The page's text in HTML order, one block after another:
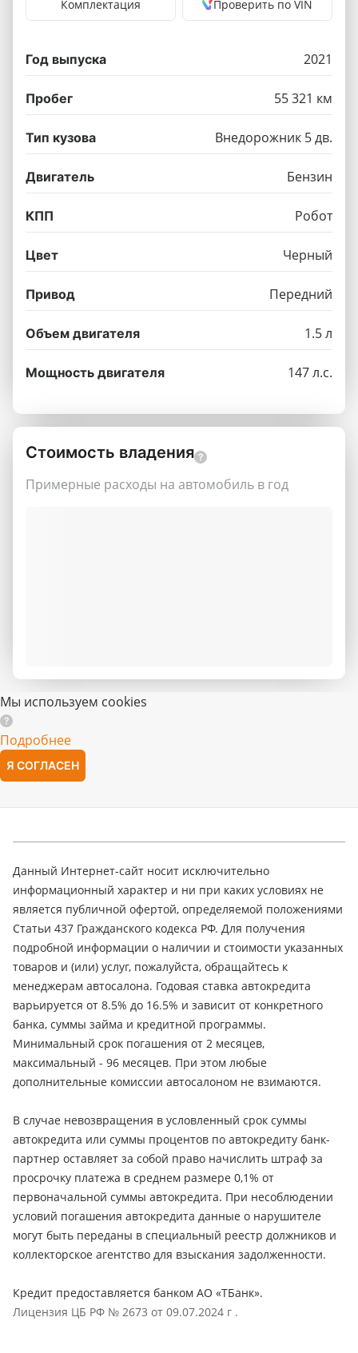
Комплектация Проверить по VIN
Год выпуска 2021
Пробег 55 321 км
Тип кузова Внедорожник 5 дв.
Двигатель Бензин
КПП Робот
Цвет Черный
Привод Передний
Объем двигателя 1.5 л
Мощность двигателя 147 л.с.
Стоимость владения
Примерные расходы на автомобиль в год
Мы используем cookies
Подробнее
Я СОГЛАСЕН
Данный Интернет-сайт носит исключительно
информационный характер и ни при каких условиях не
является публичной офертой, определяемой положениями
Статьи 437 Гражданского кодекса РФ. Для получения
подробной информации о наличии и стоимости указанных
товаров и (или) услуг, пожалуйста, обращайтесь к
менеджерам автосалона. Годовая ставка автокредита
варьируется от 8.5% до 16.5% и зависит от конкретного
банка, суммы займа и кредитной программы.
Минимальный срок погашения от 2 месяцев,
максимальный - 96 месяцев. При этом любые
дополнительные комиссии автосалоном не взимаются.
В случае невозвращения в условленный срок суммы
автокредита или суммы процентов по автокредиту банк-
партнер оставляет за собой право начислить штраф за
просрочку платежа в среднем размере 0,1% от
первоначальной суммы автокредита. При несоблюдении
условий погашения автокредита данные о нарушителе
могут быть переданы в специальный реестр должников и
коллекторское агентство для взыскания задолженности.
Кредит предоставляется банком АО «ТБанк».
Лицензия ЦБ РФ № 2673 от 09.07.2024 г .